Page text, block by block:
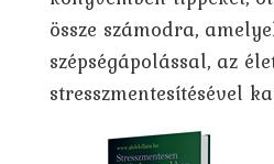
össze számodra,
szépségápolással, az
stresszmentesítésével